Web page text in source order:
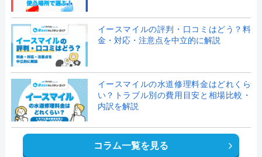
イースマイルの評判・口コミはどう？料
金・対応・注意点を中立的に解説
イースマイルの水道修理料金はどれくら
い？トラブル別の費用目安と相場比較・
内訳を解説
コラム一覧を見る